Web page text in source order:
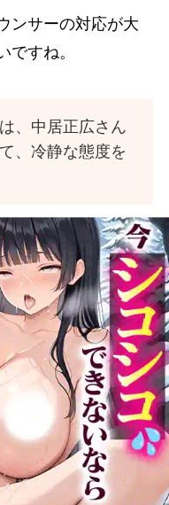
ンサーの対応が大
ですね。
、中居正広さん
、冷静な態度を